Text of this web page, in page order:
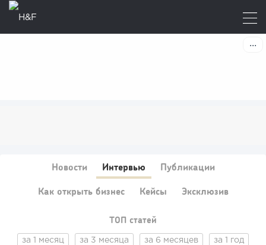
Новости Интервью Публикации
Как открыть бизнес Кейсы Эксклюзив
ТОП статей
за 1 месяц за 3 месяца за 6 месяцев за 1 год